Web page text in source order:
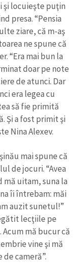
şi locuieşte puţin
presa. “Pensia
ziare, că m-aş
ne spune că
“Era mai bun la
doar pe note
de atunci. Dar
era legea cu
să fie primită
Şi a fost primit şi
Nina Alexev.
mai spune că
de jocuri. “Avea
mă uitam, suna la
îi întrebam: măi
auzit sunetul!”
lecţiile pe
Acum mă bucur că
vine şi mă
cameră”.